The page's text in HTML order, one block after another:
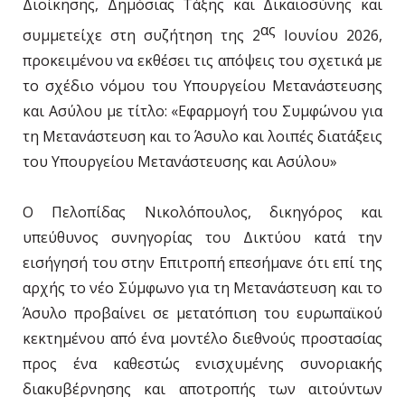
Διοίκησης, Δημόσιας Τάξης και Δικαιοσύνης και
συμμετείχε στη συζήτηση της 2ας Ιουνίου 2026,
προκειμένου να εκθέσει τις απόψεις του σχετικά με
το σχέδιο νόμου του Υπουργείου Μετανάστευσης
και Ασύλου με τίτλο: «Εφαρμογή του Συμφώνου για
τη Μετανάστευση και το Άσυλο και λοιπές διατάξεις
του Υπουργείου Μετανάστευσης και Ασύλου»
Ο Πελοπίδας Νικολόπουλος, δικηγόρος και
υπεύθυνος συνηγορίας του Δικτύου κατά την
εισήγησή του στην Επιτροπή επεσήμανε ότι επί της
αρχής το νέο Σύμφωνο για τη Μετανάστευση και το
Άσυλο προβαίνει σε μετατόπιση του ευρωπαϊκού
κεκτημένου από ένα μοντέλο διεθνούς προστασίας
προς ένα καθεστώς ενισχυμένης συνοριακής
διακυβέρνησης και αποτροπής των αιτούντων